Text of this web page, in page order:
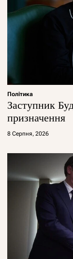
Політика
Заступник
призначення
8 Серпня, 2026